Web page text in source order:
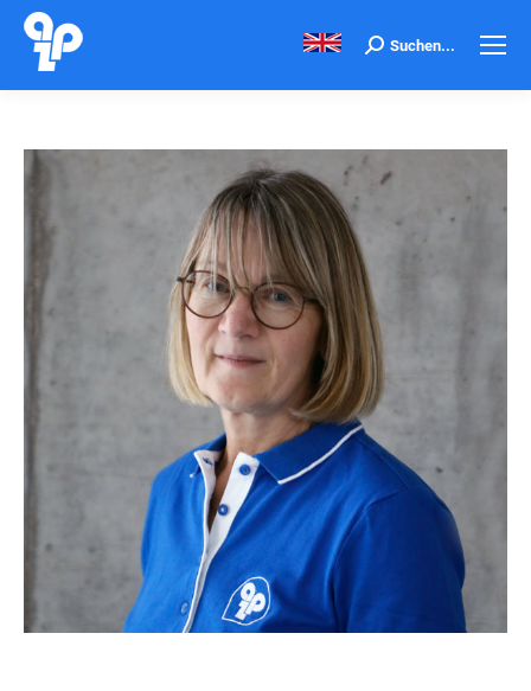
Search:
Suchen...